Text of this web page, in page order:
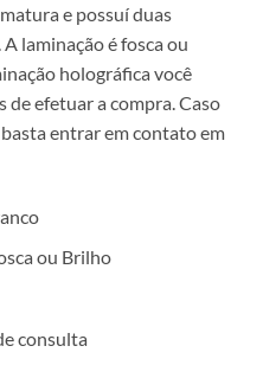
e possuí duas
laminação é fosca ou
holográfica você
de efetuar a compra. Caso
entrar em contato em
ou Brilho
consulta